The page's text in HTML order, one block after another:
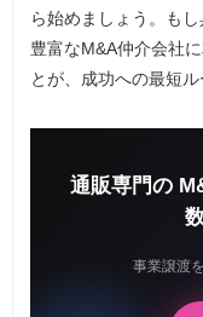
ら始めましょう。も
豊富なM&A仲介会社
とが、成功への最短ル
通販専門の
事業譲渡